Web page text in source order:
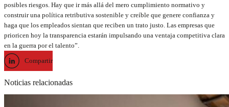
posibles riesgos. Hay que ir más allá del mero cumplimiento normativo y
construir una política retributiva sostenible y creíble que genere confianza y
haga que los empleados sientan que reciben un trato justo. Las empresas que
prioricen hoy la transparencia estarán impulsando una ventaja competitiva clara
en la guerra por el talento”.
Compartir
Noticias relacionadas